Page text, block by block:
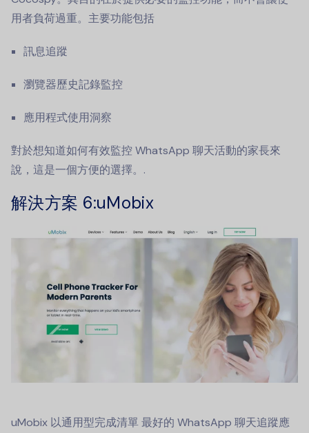
用者負荷過重。主要功能包括
訊息追蹤
瀏覽器歷史記錄監控
應用程式使用洞察
對於想知道如何有效監控 WhatsApp 聊天活動的家長來
說，這是一個方便的選擇。.
解決方案 6:uMobix
uMobix 以通用型完成清單最好的 WhatsApp 聊天追蹤應